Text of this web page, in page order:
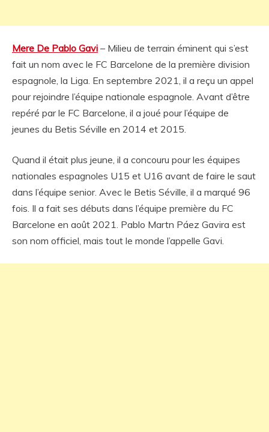
Mere De Pablo Gavi – Milieu de terrain éminent qui s’est
fait un nom avec le FC Barcelone de la première division
espagnole, la Liga. En septembre 2021, il a reçu un appel
pour rejoindre l’équipe nationale espagnole. Avant d’être
repéré par le FC Barcelone, il a joué pour l’équipe de
jeunes du Betis Séville en 2014 et 2015.
Quand il était plus jeune, il a concouru pour les équipes
nationales espagnoles U15 et U16 avant de faire le saut
dans l’équipe senior. Avec le Betis Séville, il a marqué 96
fois. Il a fait ses débuts dans l’équipe première du FC
Barcelone en août 2021. Pablo Martn Páez Gavira est
son nom officiel, mais tout le monde l’appelle Gavi.